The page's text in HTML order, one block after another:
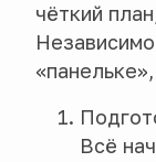
чёткий
Всё